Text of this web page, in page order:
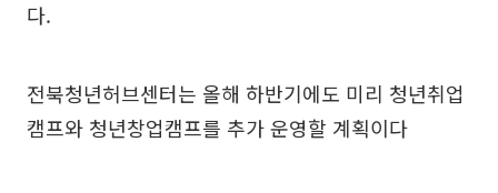
다.
전북청년허브센터는 올해 하반기에도 미리 청년취업
캠프와 청년창업캠프를 추가 운영할 계획이다